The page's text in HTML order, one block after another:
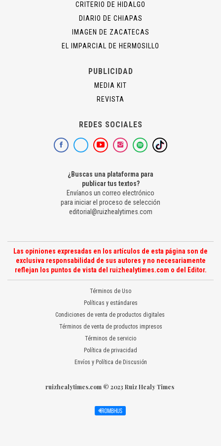
CRITERIO DE HIDALGO
DIARIO DE CHIAPAS
IMAGEN DE ZACATECAS
EL IMPARCIAL DE HERMOSILLO
PUBLICIDAD
MEDIA KIT
REVISTA
REDES SOCIALES
¿Buscas una plataforma para
publicar tus textos?
Envíanos un correo electrónico
para iniciar el proceso de selección
editorial@ruizhealytimes.com
Las opiniones expresadas en los artículos de esta página son de
exclusiva responsabilidad de sus autores y no necesariamente
reflejan los puntos de vista del ruizhealytimes.com o del Editor.
Términos de Uso
Políticas y estándares
Condiciones de venta de productos digitales
Términos de venta de productos impresos
Términos de servicio
Política de privacidad
Envíos y Política de Discusión
ruizhealytimes.com © 2023 Ruiz Healy Times